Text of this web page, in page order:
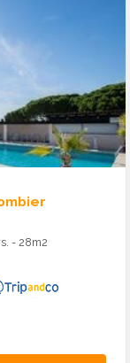
- 28m2